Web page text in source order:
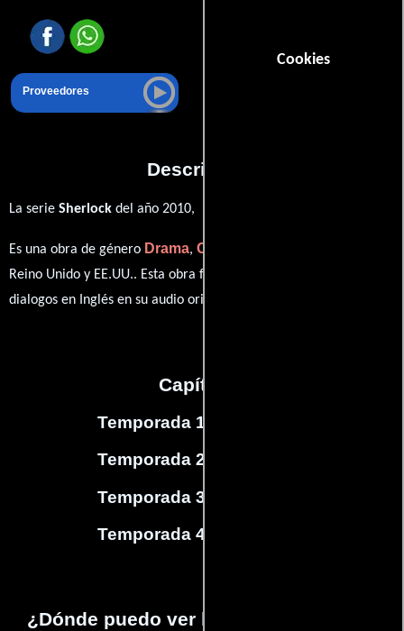
Cookies
Proveedores
Descripción
La serie Sherlock del año 2010,
Es una obra de género Drama, Crimen
Reino Unido y EE.UU.. Esta obra fue grabada originalmente con
dialogos en Inglés en su audio original.
Capítulos
Temporada 1
Temporada 2
Temporada 3
Temporada 4
¿Dónde puedo ver la series Sherlock?